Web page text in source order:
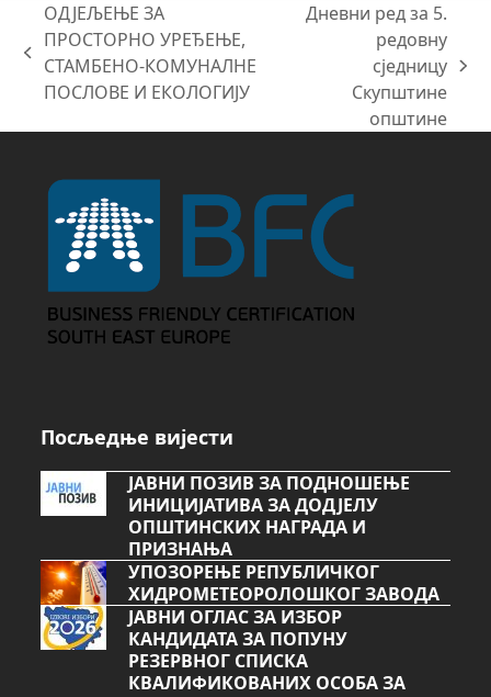
previous
post:
ОДЈЕЉЕЊЕ ЗА
ПРОСТОРНО УРЕЂЕЊЕ,
СТАМБЕНО-КОМУНАЛНЕ
ПОСЛОВЕ И ЕКОЛОГИЈУ
Дневни ред за 5.
редовну
сједницу
Скупштине
општине
Посљедње вијести
ЈАВНИ ПОЗИВ ЗА ПОДНОШЕЊЕ
ИНИЦИЈАТИВА ЗА ДОДЈЕЛУ
ОПШТИНСКИХ НАГРАДА И
ПРИЗНАЊА
УПОЗОРЕЊЕ РЕПУБЛИЧКОГ
ХИДРОМЕТЕОРОЛОШКОГ ЗАВОДА
ЈАВНИ ОГЛАС ЗА ИЗБОР
КАНДИДАТА ЗА ПОПУНУ
РЕЗЕРВНОГ СПИСКА
КВАЛИФИКОВАНИХ ОСОБА ЗА